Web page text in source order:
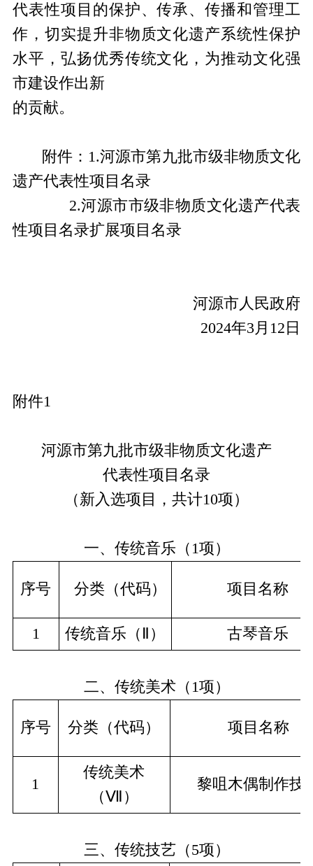
代表性项目的保护、传承、传播和管理工
作，切实提升非物质文化遗产系统性保护
水平，弘扬优秀传统文化，为推动文化强
市建设作出新
的贡献。
附件： 1.河源市第九批市级非物质文化
遗产代表性项目名录
2.河源市市级非物质文化遗产代表
性项目名录扩展项目名录
河源市人民政府
2024年3 月 12 日
附件1
河源市第九批市级非物质文化遗产
代表性项目名录
（新入选项目， 共计10项）
一、传统音乐（ 1项）
序号 分类（代码） 项目名称
1 传统音乐（Ⅱ） 古琴音乐
二、传统美术（ 1项）
序号 分类（代码） 项目名称
1
传统美术
（Ⅶ）
黎咀木偶制作技
三、传统技艺（5项）